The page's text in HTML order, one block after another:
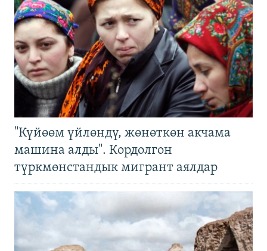
"Күйөөм үйлөндү, жөнөткөн акчама
машина алды". Кордолгон
түркмөнстандык мигрант аялдар